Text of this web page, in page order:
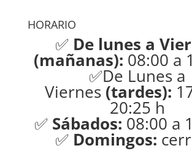
HORARIO
✅ De lunes a
(mañanas): 08:00 a
✅De Lunes a
Viernes(tardes):
20:25 h
✅ Sábados: 08:00 a
✅ Domingos: